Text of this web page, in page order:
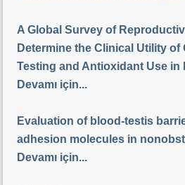
A Global Survey of
Determine the Clinical Utility of
Testing and Antioxidant Use in
Devamı için...
Evaluation of blood-testis
adhesion molecules in
Devamı için...